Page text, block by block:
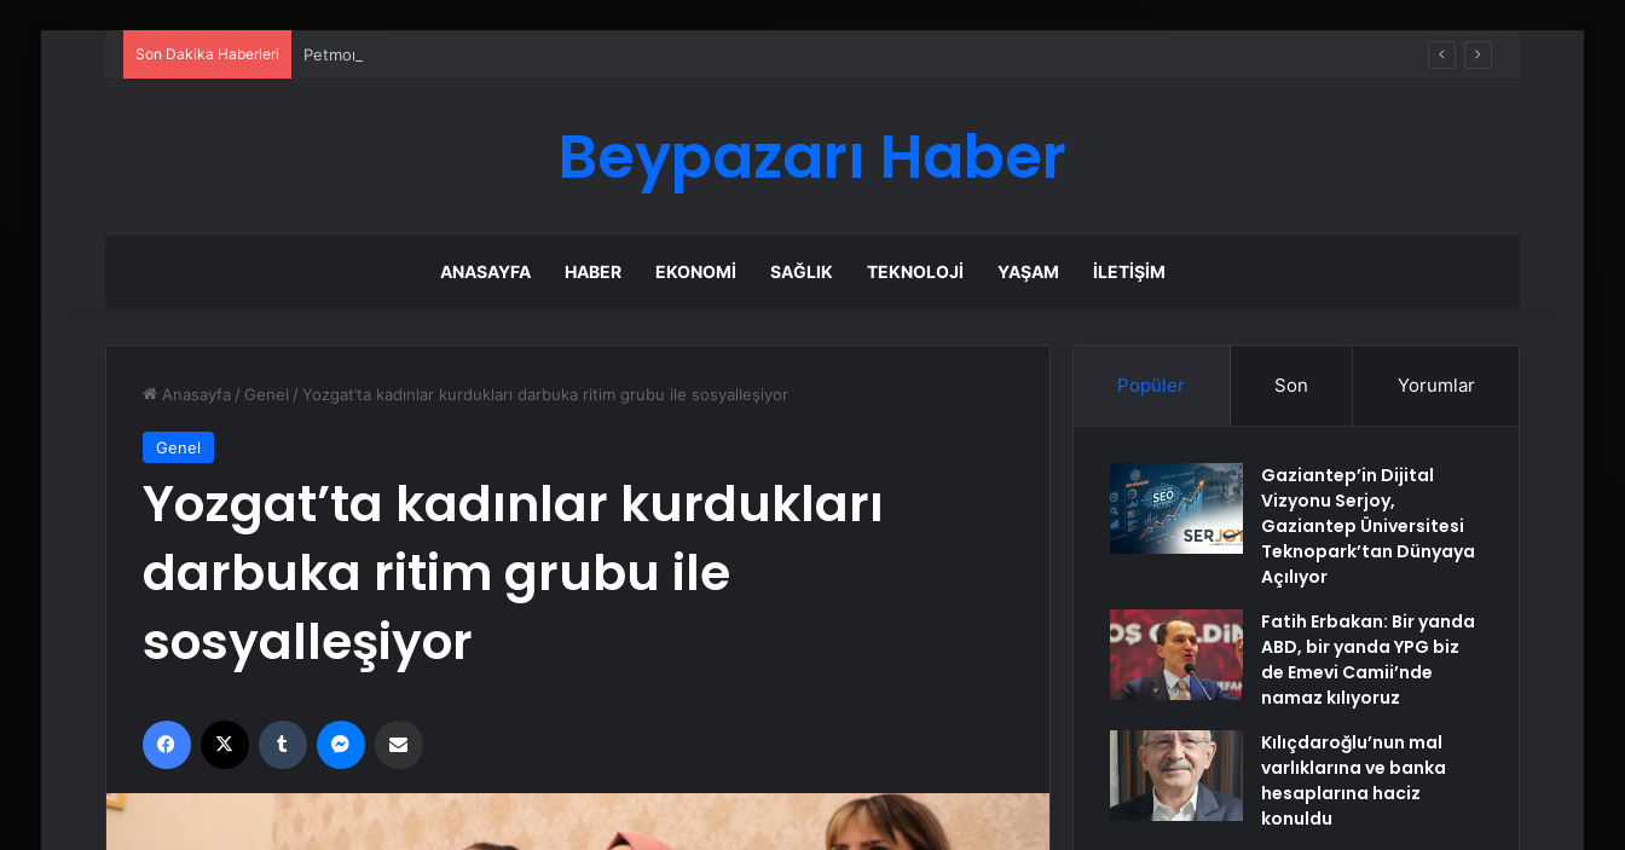
Son Dakika Haberleri Petmona : Kedi Maması ve Köpek Maması İle Tüm Evcil Hayvan Ürünleri
Beypazarı Haber
ANASAYFA HABER EKONOMI SAĞLIK TEKNOLOJI YAŞAM İLETIŞIM
Anasayfa / Genel / Yozgat’ta kadınlar kurdukları darbuka ritim grubu ile sosyalleşiyor
Genel
Yozgat’ta kadınlar kurdukları
darbuka ritim grubu ile
sosyalleşiyor
Facebook Tumblr
Popüler Son Yorumlar
Gaziantep’in Dijital
Vizyonu Serjoy,
Gaziantep Üniversitesi
Teknopark’tan Dünyaya
Açılıyor
Fatih Erbakan: Bir yanda
ABD, bir yanda YPG biz
de Emevi Camii’nde
namaz kılıyoruz
Kılıçdaroğlu’nun mal
varlıklarına ve banka
hesaplarına haciz
konuldu